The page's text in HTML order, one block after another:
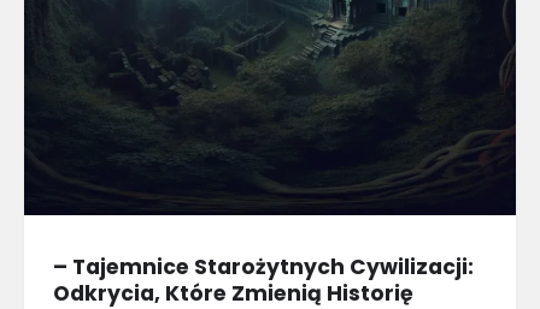
– Tajemnice Starożytnych Cywilizacji:
Odkrycia, Które Zmienią Historię